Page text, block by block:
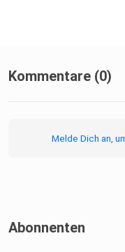
⁠https://x.com/
Kommentare (0)
Melde Dich an,
Abonnenten